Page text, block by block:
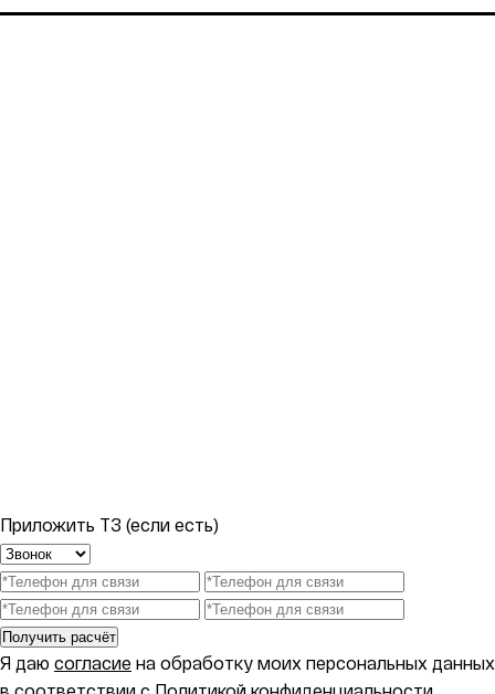
Приложить ТЗ (если есть)
Получить расчёт
Я даю согласие на обработку моих персональных данных
в соответствии с Политикой конфиденциальности